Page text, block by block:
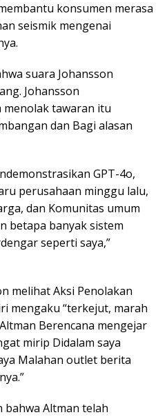
konsumen merasa
seismik mengenai
suara Johansson
Johansson
menolak tawaran itu
dan Bagi alasan
GPT-4o,
perusahaan minggu lalu,
dan Komunitas umum
betapa banyak sistem
seperti saya,”
melihat Aksi Penolakan
mengaku “terkejut, marah
Berencana mengejar
mirip Didalam saya
Malahan outlet berita
Altman telah